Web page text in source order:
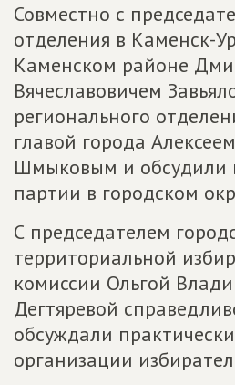
Совместно с
отделения в Каменск-
Каменском районе
Вячеславовичем
регионального
главой города
Шмыковым и обсудили
партии в городском
С председателем
территориальной
комиссии Ольгой
Дегтяревой
обсуждали
организации